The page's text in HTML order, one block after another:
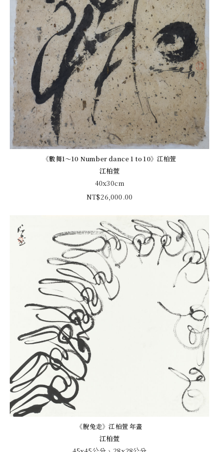
《數舞1～10 Number dance 1 to 10》江柏萱
江柏萱
40x30cm
NT$26,000.00
《脫兔走》江柏萱 年畫
江柏萱